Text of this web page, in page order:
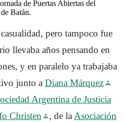
de Puertas Abiertas del
Batán.
pero tampoco fue
llevaba años pensando en
y en paralelo ya trabajaba
junto a Diana Márquez
Argentina de Justicia
Christen , de laAsociación